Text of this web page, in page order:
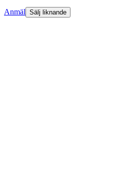
Anmäl Sälj liknande